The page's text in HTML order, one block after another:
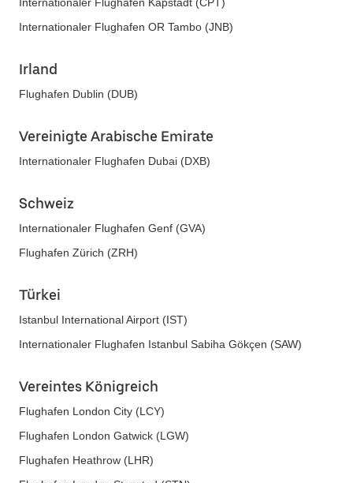
Internationaler Flughafen OR Tambo (JNB)
Irland
Flughafen Dublin (DUB)
Vereinigte Arabische Emirate
Internationaler Flughafen Dubai (DXB)
Schweiz
Internationaler Flughafen Genf (GVA)
Flughafen Zürich (ZRH)
Türkei
Istanbul International Airport (IST)
Internationaler Flughafen Istanbul Sabiha Gökçen (SAW)
Vereintes Königreich
Flughafen London City (LCY)
Flughafen London Gatwick (LGW)
Flughafen Heathrow (LHR)